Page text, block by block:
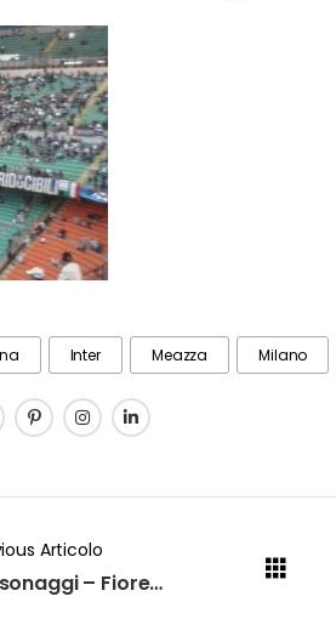
Inter Meazza Milano
Articolo
Personaggi – Fiore Licchetta